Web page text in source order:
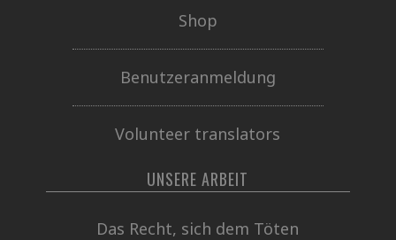
Shop
Benutzeranmeldung
Volunteer translators
UNSERE ARBEIT
Das Recht, sich dem Töten